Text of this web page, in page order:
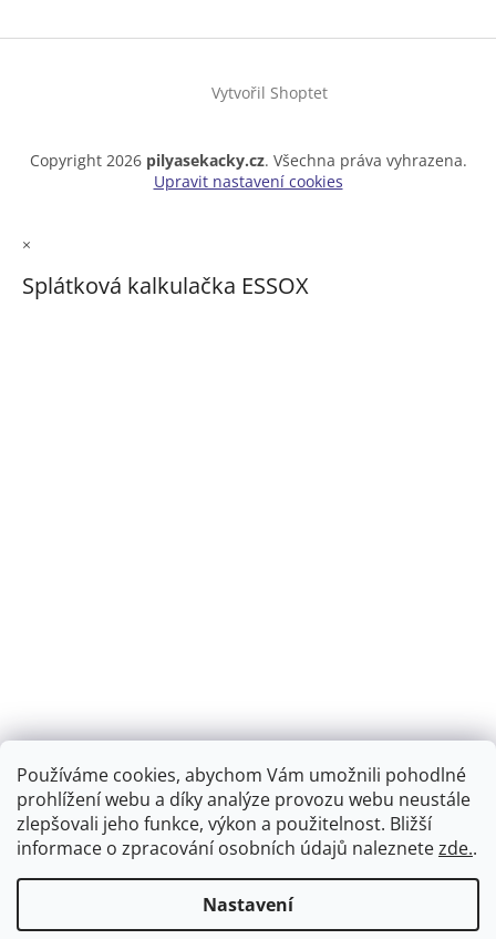
Používáme cookies, abychom Vám umožnili pohodlné
prohlížení webu a díky analýze provozu webu neustále
zlepšovali jeho funkce, výkon a použitelnost. Bližší
informace o zpracování osobních údajů naleznetezde..
Nastavení
Vytvořil Shoptet
Copyright 2026 pilyasekacky.cz. Všechna práva vyhrazena.
Upravit nastavení cookies
×
Splátková kalkulačka ESSOX